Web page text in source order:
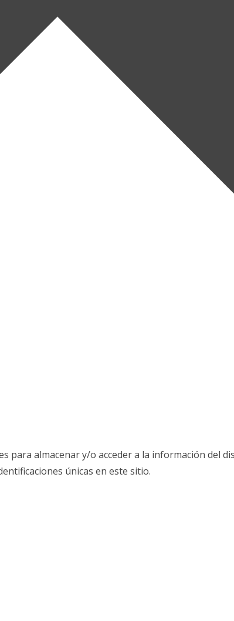
para almacenar y/o acceder a la información del
únicas en este sitio.